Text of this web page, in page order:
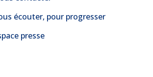
écouter, pour progresser
presse